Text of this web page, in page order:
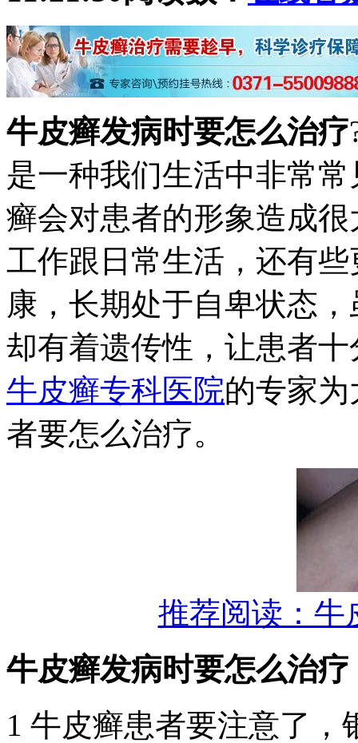
牛皮癣发病时要怎么治疗
是一种我们生活中非常
癣会对患者的形象造成
工作跟日常生活，还有
康，长期处于自卑状态
却有着遗传性，让患者
牛皮癣专科医院的专家
者要怎么治疗。
推荐阅读：牛
牛皮癣发病时要怎么治疗
1 牛皮癣患者要注意了